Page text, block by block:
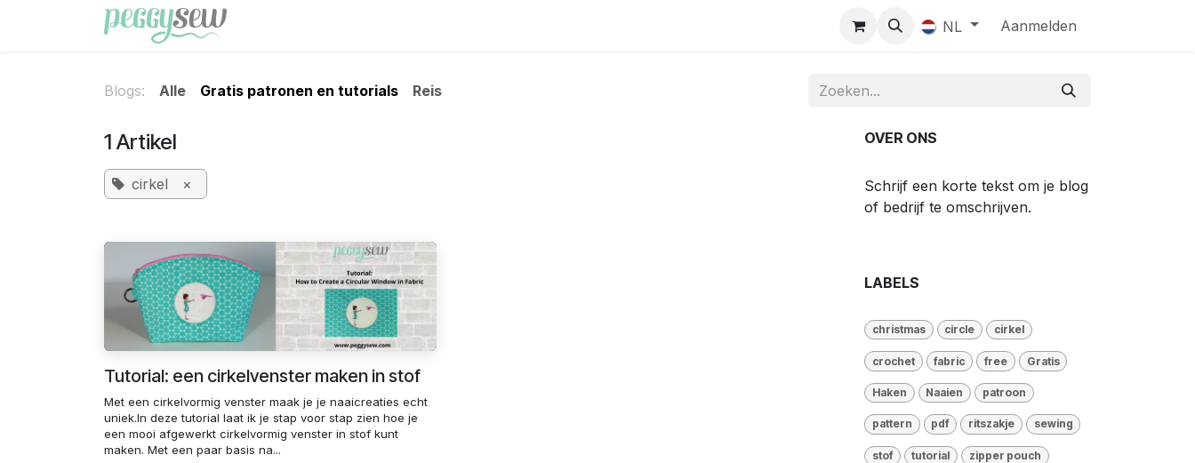
Overslaan naar inhoud
NL Aanmelden
Blogs: Alle Gratis patronen en tutorials Reis
1 Artikel
cirkel ×
Tutorial: een cirkelvenster maken in stof
Met een cirkelvormig venster maak je je naaicreaties echt
uniek.In deze tutorial laat ik je stap voor stap zien hoe je
een mooi afgewerkt cirkelvormig venster in stof kunt
maken. Met een paar basis na...
OVER ONS
Schrijf een korte tekst om je blog
of bedrijf te omschrijven.
LABELS
christmas circle cirkel
crochet fabric free Gratis
Haken Naaien patroon
pattern pdf ritszakje sewing
stof tutorial zipper pouch